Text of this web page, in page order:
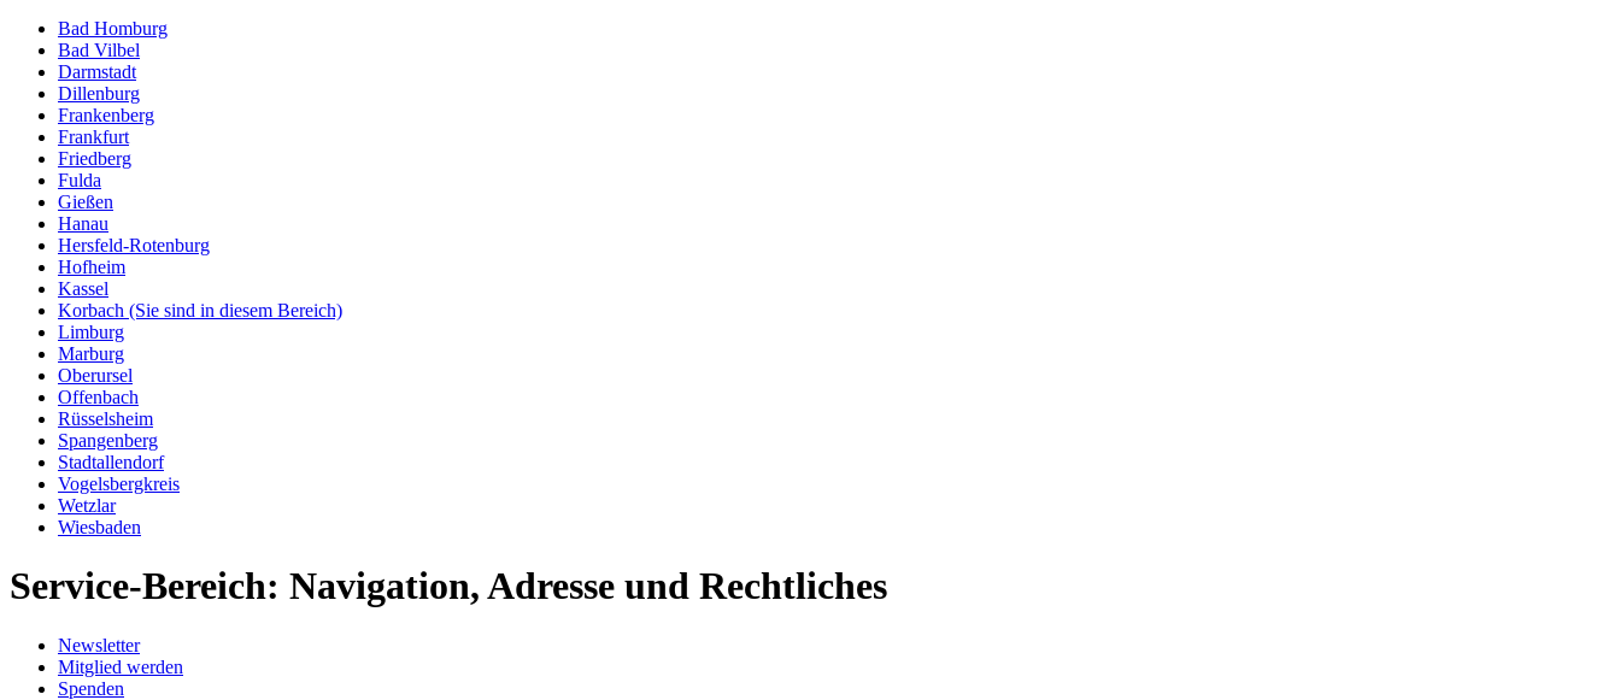
Bad Homburg
Bad Vilbel
Darmstadt
Dillenburg
Frankenberg
Frankfurt
Friedberg
Fulda
Gießen
Hanau
Hersfeld-Rotenburg
Hofheim
Kassel
Korbach (Sie sind in diesem Bereich)
Limburg
Marburg
Oberursel
Offenbach
Rüsselsheim
Spangenberg
Stadtallendorf
Vogelsbergkreis
Wetzlar
Wiesbaden
Service-Bereich: Navigation, Adresse und Rechtliches
Newsletter
Mitglied werden
Spenden